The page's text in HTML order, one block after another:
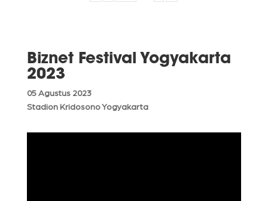
Biznet Festival Yogyakarta
2023
05 Agustus 2023
Stadion Kridosono Yogyakarta